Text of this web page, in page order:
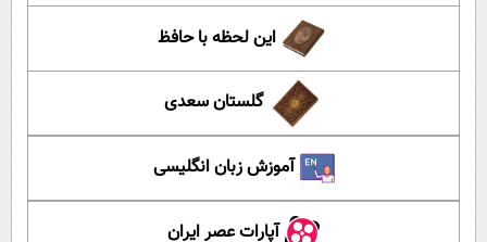
این لحظه با حافظ
گلستان سعدی
آموزش زبان انگلیسی
آپارات عصر ایران